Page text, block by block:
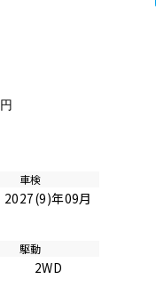
車検
2027(9)年09月
駆動
2WD